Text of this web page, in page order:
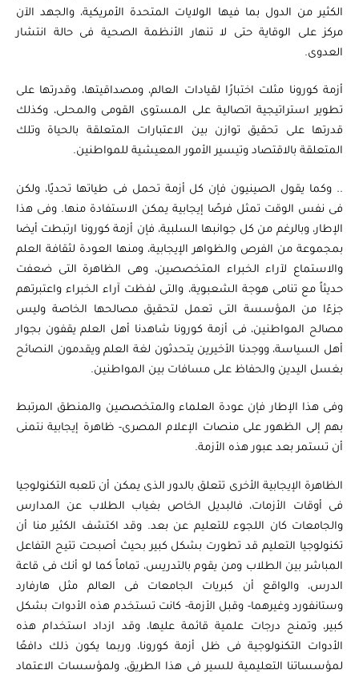
الكثير من الدول بما فيها الولايات المتحدة الأمريكية، والجهد الآن
مركز على الوقاية حتى لا تنهار الأنظمة الصحية فى حالة انتشار
العدوى.
أزمة كورونا مثلت اختبارًا لقيادات العالم، ومصداقيتها، وقدرتها على
تطوير استراتيجية اتصالية على المستوى القومى والمحلى، وكذلك
قدرتها على تحقيق توازن بين الاعتبارات المتعلقة بالحياة وتلك
المتعلقة بالاقتصاد وتيسير الأمور المعيشية للمواطنين.
.. وكما يقول الصينيون فإن كل أزمة تحمل فى طياتها تحديًا، ولكن
فى نفس الوقت تمثل فرصًا إيجابية يمكن الاستفادة منها. وفى هذا
الإطار، وبالرغم من كل جوانبها السلبية، فإن أزمة كورونا ارتبطت أيضا
بمجموعة من الفرص والظواهر الإيجابية، ومنها العودة لثقافة العلم
والاستماع لآراء الخبراء المتخصصين، وهى الظاهرة التى ضعفت
حديثاً مع تنامى هوجة الشعبوية، والتى لفظت آراء الخبراء واعتبرتهم
جزءًا من المؤسسة التى تعمل لتحقيق مصالحها الخاصة وليس
مصالح المواطنين، فى أزمة كورونا شاهدنا أهل العلم يقفون بجوار
أهل السياسة، ووجدنا الأخيرين يتحدثون لغة العلم ويقدمون النصائح
بغسل اليدين والحفاظ على مسافات بين المواطنين.
وفى هذا الإطار فإن عودة العلماء والمتخصصين والمنطق المرتبط
بهم إلى الظهور على منصات الإعلام المصرى- ظاهرة إيجابية نتمنى
أن تستمر بعد عبور هذه الأزمة.
الظاهرة الإيجابية الأخرى تتعلق بالدور الذى يمكن أن تلعبه التكنولوجيا
فى أوقات الأزمات، فالبديل الخاص بغياب الطلاب عن المدارس
والجامعات كان اللجوء للتعليم عن بعد. وقد اكتشف الكثير منا أن
تكنولوجيا التعليم قد تطورت بشكل كبير بحيث أصبحت تتيح التفاعل
المباشر بين الطلاب ومن يقوم بالتدريس، تماماً كما لو أنك فى قاعة
الدرس، والواقع أن كبريات الجامعات فى العالم مثل هارفارد
وستانفورد وغيرهما- وقبل الأزمة- كانت تستخدم هذه الأدوات بشكل
كبير، وتمنح درجات علمية قائمة عليها، وقد ازداد استخدام هذه
الأدوات التكنولوجية فى ظل أزمة كورونا، وربما يكون ذلك دافعًا
لمؤسساتنا التعليمية للسير فى هذا الطريق، ولمؤسسات الاعتماد